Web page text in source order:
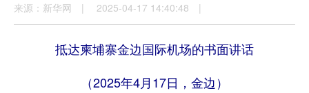
来源：新华网 | 2025-04-17 14:40:48 |
抵达柬埔寨金边国际机场的书面讲话
（2025年4月17日，金边）